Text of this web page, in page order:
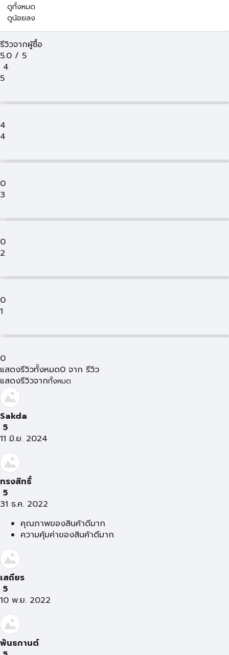
ดูทั้งหมด
ดูน้อยลง
รีวิวจากผู้ซื้อ
5.0 / 5
4
5
4
4
0
3
0
2
0
1
0
แสดงรีวิวทั้งหมด0 จาก รีวิว
แสดงรีวิวจากทั้งหมด
Sakda
5
11 มิ.ย. 2024
ทรงสิทธิ์
5
31 ธ.ค. 2022
คุณภาพของสินค้าดีมาก
ความคุ้มค่าของสินค้าดีมาก
เสถียร
5
10 พ.ย. 2022
พันธกานต์